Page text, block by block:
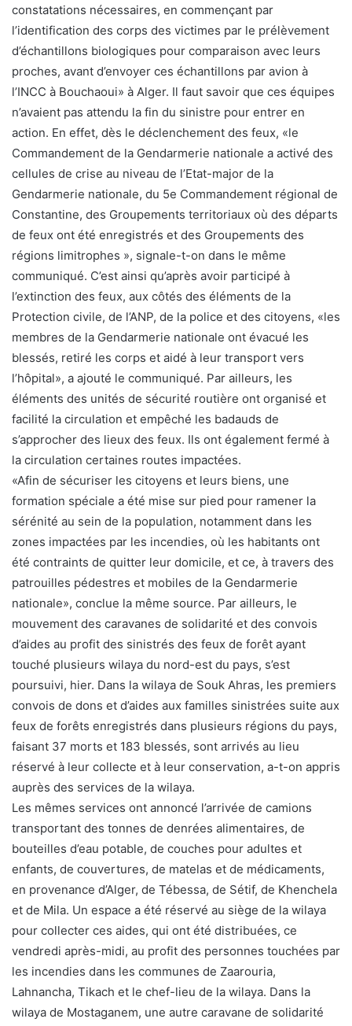
constatations nécessaires, en commençant par
l’identification des corps des victimes par le prélèvement
d’échantillons biologiques pour comparaison avec leurs
proches, avant d’envoyer ces échantillons par avion à
l’INCC à Bouchaoui» à Alger. Il faut savoir que ces équipes
n’avaient pas attendu la fin du sinistre pour entrer en
action. En effet, dès le déclenchement des feux, «le
Commandement de la Gendarmerie nationale a activé des
cellules de crise au niveau de l’Etat-major de la
Gendarmerie nationale, du 5e Commandement régional de
Constantine, des Groupements territoriaux où des départs
de feux ont été enregistrés et des Groupements des
régions limitrophes », signale-t-on dans le même
communiqué. C’est ainsi qu’après avoir participé à
l’extinction des feux, aux côtés des éléments de la
Protection civile, de l’ANP, de la police et des citoyens, «les
membres de la Gendarmerie nationale ont évacué les
blessés, retiré les corps et aidé à leur transport vers
l’hôpital», a ajouté le communiqué. Par ailleurs, les
éléments des unités de sécurité routière ont organisé et
facilité la circulation et empêché les badauds de
s’approcher des lieux des feux. Ils ont également fermé à
la circulation certaines routes impactées.
«Afin de sécuriser les citoyens et leurs biens, une
formation spéciale a été mise sur pied pour ramener la
sérénité au sein de la population, notamment dans les
zones impactées par les incendies, où les habitants ont
été contraints de quitter leur domicile, et ce, à travers des
patrouilles pédestres et mobiles de la Gendarmerie
nationale», conclue la même source. Par ailleurs, le
mouvement des caravanes de solidarité et des convois
d’aides au profit des sinistrés des feux de forêt ayant
touché plusieurs wilaya du nord-est du pays, s’est
poursuivi, hier. Dans la wilaya de Souk Ahras, les premiers
convois de dons et d’aides aux familles sinistrées suite aux
feux de forêts enregistrés dans plusieurs régions du pays,
faisant 37 morts et 183 blessés, sont arrivés au lieu
réservé à leur collecte et à leur conservation, a-t-on appris
auprès des services de la wilaya.
Les mêmes services ont annoncé l’arrivée de camions
transportant des tonnes de denrées alimentaires, de
bouteilles d’eau potable, de couches pour adultes et
enfants, de couvertures, de matelas et de médicaments,
en provenance d’Alger, de Tébessa, de Sétif, de Khenchela
et de Mila. Un espace a été réservé au siège de la wilaya
pour collecter ces aides, qui ont été distribuées, ce
vendredi après-midi, au profit des personnes touchées par
les incendies dans les communes de Zaarouria,
Lahnancha, Tikach et le chef-lieu de la wilaya. Dans la
wilaya de Mostaganem, une autre caravane de solidarité